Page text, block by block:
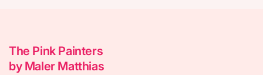
The Pink Painters
by Maler Matthias